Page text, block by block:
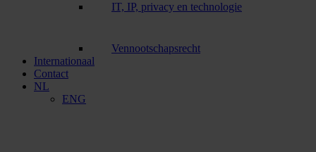
IT, IP, privacy en technologie
Vennootschapsrecht
Internationaal
Contact
NL
ENG